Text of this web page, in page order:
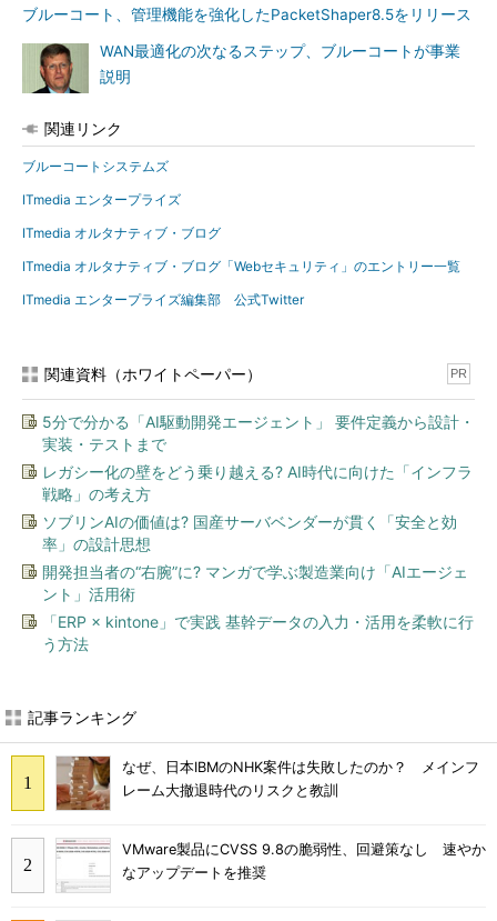
ブルーコート、管理機能を強化したPacketShaper8.5をリリース
WAN最適化の次なるステップ、ブルーコートが事業
説明
関連リンク
ブルーコートシステムズ
ITmedia エンタープライズ
ITmedia オルタナティブ・ブログ
ITmedia オルタナティブ・ブログ「Webセキュリティ」のエントリー一覧
ITmedia エンタープライズ編集部 公式Twitter
関連資料（ホワイトペーパー） PR
5分で分かる「AI駆動開発エージェント」 要件定義から設計・
実装・テストまで
レガシー化の壁をどう乗り越える? AI時代に向けた「インフラ
戦略」の考え方
ソブリンAIの価値は? 国産サーバベンダーが貫く「安全と効
率」の設計思想
開発担当者の“右腕”に? マンガで学ぶ製造業向け「AIエージェ
ント」活用術
「ERP × kintone」で実践 基幹データの入力・活用を柔軟に行
う方法
記事ランキング
なぜ、日本IBMのNHK案件は失敗したのか？ メインフ
レーム大撤退時代のリスクと教訓
VMware製品にCVSS 9.8の脆弱性、回避策なし 速やか
なアップデートを推奨